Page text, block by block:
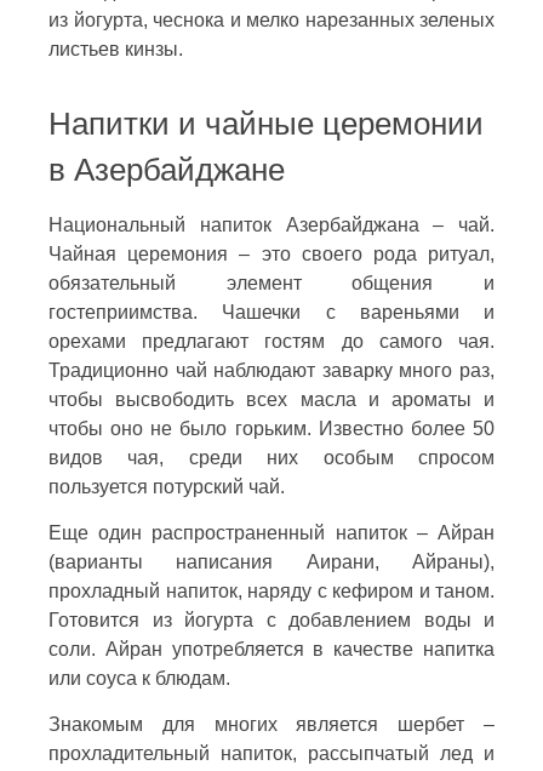
из йогурта, чеснока и мелко нарезанных зеленых
листьев кинзы.
Напитки и чайные церемонии
в Азербайджане
Национальный напиток Азербайджана – чай.
Чайная церемония – это своего рода ритуал,
обязательный элемент общения и
гостеприимства. Чашечки с вареньями и
орехами предлагают гостям до самого чая.
Традиционно чай наблюдают заварку много раз,
чтобы высвободить всех масла и ароматы и
чтобы оно не было горьким. Известно более 50
видов чая, среди них особым спросом
пользуется потурский чай.
Еще один распространенный напиток – Айран
(варианты написания Аирани, Айраны),
прохладный напиток, наряду с кефиром и таном.
Готовится из йогурта с добавлением воды и
соли. Айран употребляется в качестве напитка
или соуса к блюдам.
Знакомым для многих является шербет –
прохладительный напиток, рассыпчатый лед и